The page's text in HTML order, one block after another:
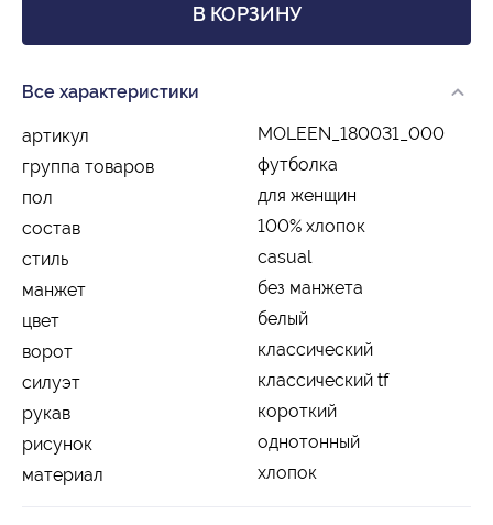
В КОРЗИНУ
Все характеристики
артикул
MOLEEN_180031_000
группа товаров
футболка
пол
для женщин
состав
100% хлопок
стиль
casual
манжет
без манжета
цвет
белый
ворот
классический
силуэт
классический tf
рукав
короткий
рисунок
однотонный
материал
хлопок